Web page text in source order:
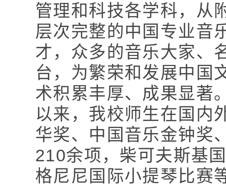
管理和科技各学科，从
层次完整的中国专业音
才，众多的音乐大家、
台，为繁荣和发展中国
术积累丰厚、成果显著
以来，我校师生在国内
华奖、中国音乐金钟奖
210余项，柴可夫斯基
格尼尼国际小提琴比赛